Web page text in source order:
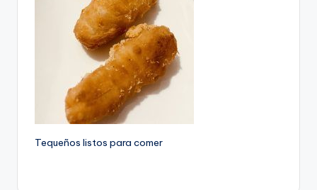
Tequeños listos para comer